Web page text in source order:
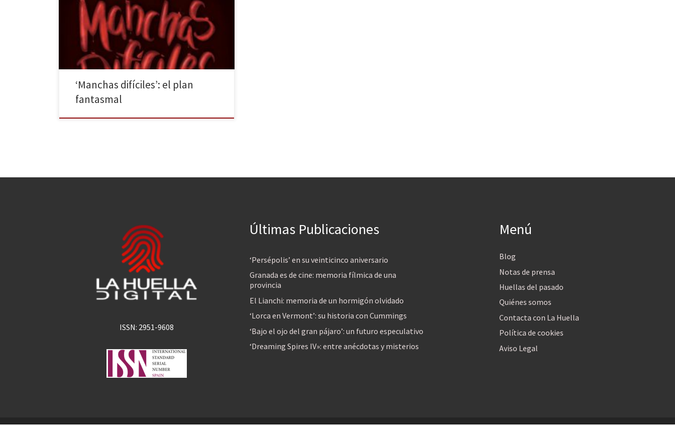
vida puede ser tanto una ventaja como una
inconveniencia. El carácter inflexible de una persona
no suele prepararla para lo imprevisto, para la
improvisación. Cuando la agenda que tenías
planificada se desencaja, sin saberlo, entra […]
‘Manchas difíciles’: el plan
fantasmal
ISSN: 2951-9608
Últimas Publicaciones
‘Persépolis’ en su veinticinco aniversario
Granada es de cine: memoria fílmica de una
provincia
El Lianchi: memoria de un hormigón olvidado
‘Lorca en Vermont’: su historia con Cummings
‘Bajo el ojo del gran pájaro’: un futuro especulativo
‘Dreaming Spires IV»: entre anécdotas y misterios
Menú
Blog
Notas de prensa
Huellas del pasado
Quiénes somos
Contacta con La Huella
Política de cookies
Aviso Legal